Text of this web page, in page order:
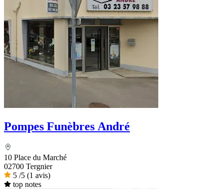
Pompes Funèbres André
10 Place du Marché
02700 Tergnier
5 /5 (1 avis)
top notes